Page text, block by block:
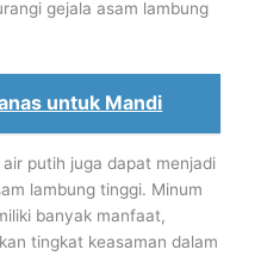
gejala asam lambung
untuk Mandi
putih juga dapat menjadi
lambung tinggi. Minum
banyak manfaat,
tingkat keasaman dalam